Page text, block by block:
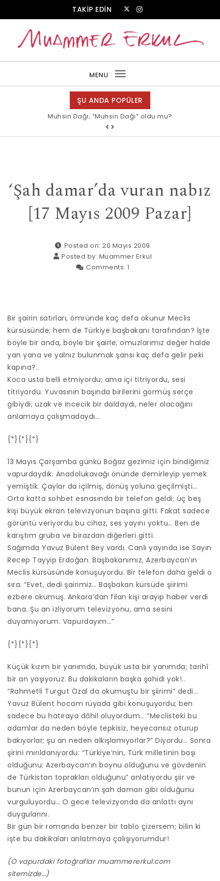
TAKİP EDİN
MENU
Toggle
navigation
ŞU ANDA POPÜLER
Muhsin Dağı; “Muhsin Dağı” oldu mu?
‘Şah damar’da vuran nabız
[17 Mayıs 2009 Pazar]
Posted on: 20 Mayıs 2009
Posted by: Muammer Erkul
Comments: 1
Bir şairin satırları, ömründe kaç defa okunur Meclis
kürsüsünde; hem de Türkiye başbakanı tarafından? İşte
böyle bir anda, böyle bir şairle; omuzlarımız değer halde
yan yana ve yalnız bulunmak şansı kaç defa gelir peki
kapına?..
Koca usta belli etmiyordu; ama içi titriyordu, sesi
titriyordu. Yuvasının başında birilerini görmüş serçe
gibiydi; uzak ve incecik bir daldaydı, neler olacağını
anlamaya çalışmadaydı…
{*}{*}{*}
13 Mayıs Çarşamba günkü Boğaz gezimiz için bindiğimiz
vapurdaydık. Anadolukavağı önünde demirleyip yemek
yemiştik. Çaylar da içilmiş, dönüş yoluna geçilmişti…
Orta katta sohbet esnasında bir telefon geldi; üç beş
kişi büyük ekran televizyonun başına gitti. Fakat sadece
görüntü veriyordu bu cihaz, ses yayını yoktu… Ben de
karıştım gruba ve birazdan diğerleri gitti.
Sağımda Yavuz Bülent Bey vardı. Canlı yayında ise Sayın
Recep Tayyip Erdoğan. Başbakanımız, Azerbaycan’ın
Meclis kürsüsünde konuşuyordu. Bir telefon daha geldi o
sıra. “Evet, dedi şairimiz… Başbakan kürsüde şiirimi
ezbere okumuş. Ankara’dan filan kişi arayıp haber verdi
bana. Şu an izliyorum televizyonu, ama sesini
duyamıyorum. Vapurdayım…”
{*}{*}{*}
Küçük kızım bir yanımda, büyük usta bir yanımda; tarihî
bir an yaşıyoruz. Bu dakikaların başka şahidi yok!..
“Rahmetli Turgut Özal da okumuştu bir şiirimi” dedi…
Yavuz Bülent hocam rüyada gibi konuşuyordu; ben
sadece bu hatıraya dâhil oluyordum… “Meclisteki bu
adamlar da neden böyle tepkisiz, heyecansız oturup
bakıyorlar; şu an neden alkışlamıyorlar?” Diyordu… Sonra
şirini mırıldanıyordu: “Türkiye’nin, Türk milletinin başı
olduğunu; Azerbaycan’ın boynu olduğunu ve gövdenin
de Türkistan toprakları olduğunu” anlatıyordu şiir ve
bunun için Azerbaycan’ın şah damarı gibi olduğunu
vurguluyordu… O gece televizyonda da anlattı aynı
duygularını.
Bir gün bir romanda benzer bir tablo çizersem; bilin ki
işte bu dakikaları anlatmaya çalışıyorumdur!
(O vapurdaki fotoğraflar muammererkul.com
sitemizde…)